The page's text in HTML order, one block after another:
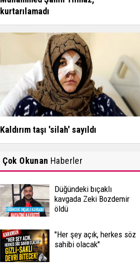
kurtarılamadı
Kaldırım taşı 'silah' sayıldı
Çok Okunan Haberler
Düğündeki bıçaklı
kavgada Zeki Bozdemir
öldü
''Her şey açık, herkes söz
sahibi olacak''